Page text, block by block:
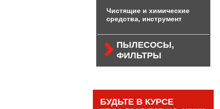
Чистящие и химические
средства, инструмент
ПЫЛЕСОСЫ,
ФИЛЬТРЫ
БУДЬТЕ В КУРСЕ